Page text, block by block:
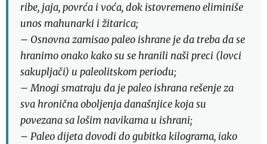
ribe, jaja, povrća i voća, dok istovremeno eliminiše
unos mahunarki i žitarica;
– Osnovna zamisao paleo ishrane je da treba da se
hranimo onako kako su se hranili naši preci (lovci
sakupljači) u paleolitskom periodu;
– Mnogi smatraju da je paleo ishrana rešenje za
sva hronična oboljenja današnjice koja su
povezana sa lošim navikama u ishrani;
– Paleo dijeta dovodi do gubitka kilograma, iako